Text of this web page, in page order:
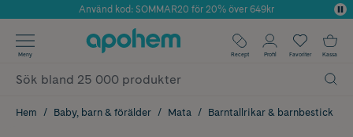
Årets Butik 2025 inom Skönhet
Använd kod: SOMMAR20 för 20% över 649kr
✓ Fri frakt
✓ Poäng på alla köp*
Meny Recept Profil Favoriter Kassa
Hem Baby, barn & förälder Mata Barntallrikar & barnbestick